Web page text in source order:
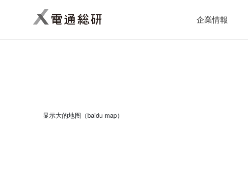
企業情報
显示大的地图（baidu map）